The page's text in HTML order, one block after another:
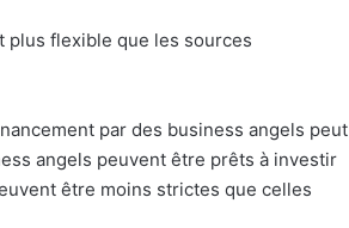
plus flexible que les sources
par des business angels peut
angels peuvent être prêts à investir
être moins strictes que celles